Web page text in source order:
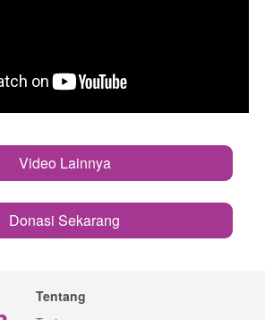
`
Video Lainnya
`Donasi Sekarang
Tentang